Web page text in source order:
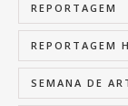
REPORTAGEM
REPORTAGEM
SEMANA DE